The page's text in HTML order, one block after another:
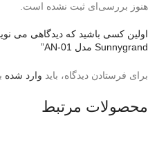
هنوز بررسی‌ای ثبت نشده است.
اولین کسی باشید که دیدگاهی می
Sunnygrand مدل AN-01”
برای فرستادن دیدگاه، باید وارد شده
محصولات مرتبط